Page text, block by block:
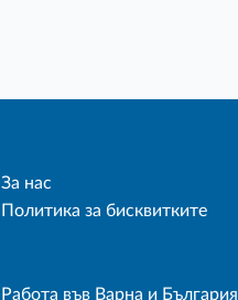
За нас
Политика за бисквитките
Работа във Варна и България